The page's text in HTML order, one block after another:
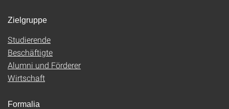
Zielgruppe
Studierende
Beschäftigte
Alumni und Förderer
Wirtschaft
Formalia